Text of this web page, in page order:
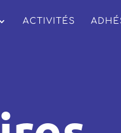
ACTIVITÉS